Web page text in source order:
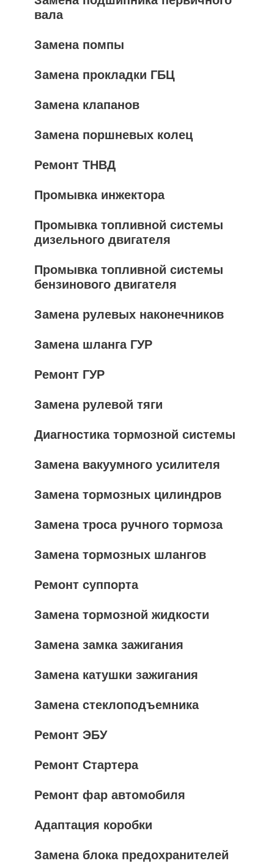
вала
Замена помпы
Замена прокладки ГБЦ
Замена клапанов
Замена поршневых колец
Ремонт ТНВД
Промывка инжектора
Промывка топливной системы
дизельного двигателя
Промывка топливной системы
бензинового двигателя
Замена рулевых наконечников
Замена шланга ГУР
Ремонт ГУР
Замена рулевой тяги
Диагностика тормозной системы
Замена вакуумного усилителя
Замена тормозных цилиндров
Замена троса ручного тормоза
Замена тормозных шлангов
Ремонт суппорта
Замена тормозной жидкости
Замена замка зажигания
Замена катушки зажигания
Замена стеклоподъемника
Ремонт ЭБУ
Ремонт Стартера
Ремонт фар автомобиля
Адаптация коробки
Замена блока предохранителей